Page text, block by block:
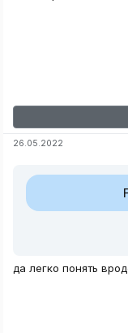
26.05.2022
да легко понять